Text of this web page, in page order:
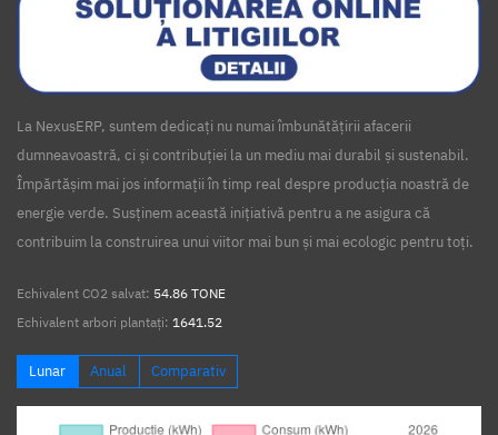
La NexusERP, suntem dedicați nu numai îmbunătățirii afacerii
dumneavoastră, ci și contribuției la un mediu mai durabil și sustenabil.
Împărtășim mai jos informații în timp real despre producția noastră de
energie verde. Susținem această inițiativă pentru a ne asigura că
contribuim la construirea unui viitor mai bun și mai ecologic pentru toți.
Echivalent CO2 salvat: 54.86 TONE
Echivalent arbori plantați: 1641.52
Lunar Anual Comparativ